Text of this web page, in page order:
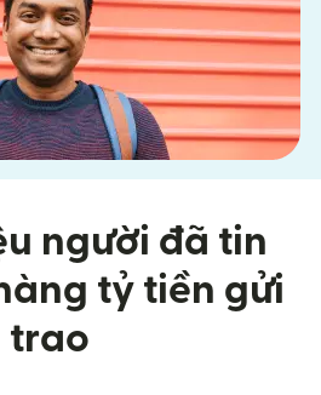
người đã tin
tỷ tiền gửi
trao